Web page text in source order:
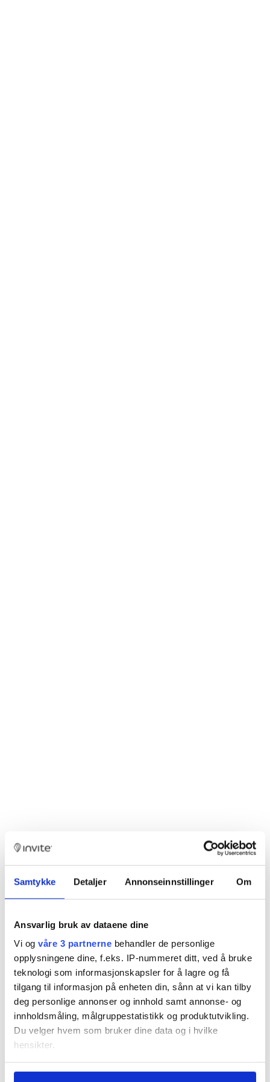
Samtykke Detaljer Annonseinnstillinger Om
Ansvarlig bruk av dataene dine
Vi og våre 3 partnerne behandler de personlige
opplysningene dine, f.eks. IP-nummeret ditt, ved å bruke
teknologi som informasjonskapsler for å lagre og få
tilgang til informasjon på enheten din, sånn at vi kan tilby
deg personlige annonser og innhold samt annonse- og
innholdsmåling, målgruppestatistikk og produktutvikling.
Du velger hvem som bruker dine data og i hvilke
hensikter.
Hvis du gir oss lov, vil vi også gjerne:
Remote admin
Help your guests
even if you are at a
different location.
The control center
also lets you grant
keys to service